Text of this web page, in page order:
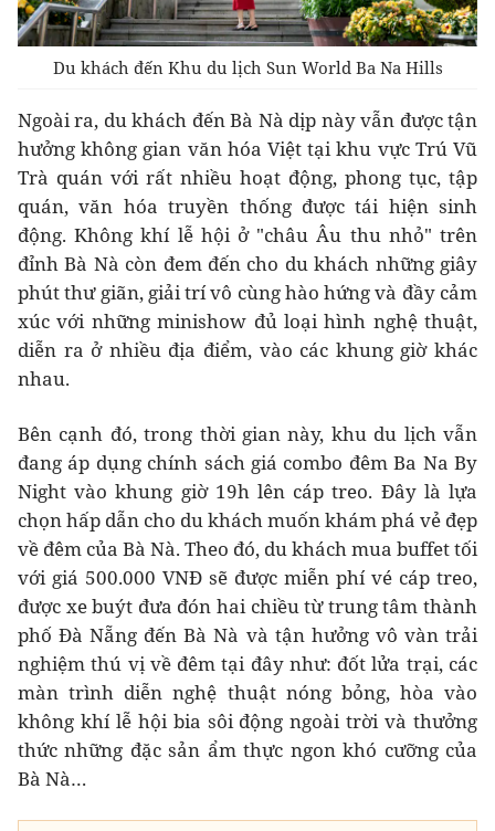
Du khách đến Khu du lịch Sun World Ba Na Hills
Ngoài ra, du khách đến Bà Nà dịp này vẫn được tận
hưởng không gian văn hóa Việt tại khu vực Trú Vũ
Trà quán với rất nhiều hoạt động, phong tục, tập
quán, văn hóa truyền thống được tái hiện sinh
động. Không khí lễ hội ở "châu Âu thu nhỏ" trên
đỉnh Bà Nà còn đem đến cho du khách những giây
phút thư giãn, giải trí vô cùng hào hứng và đầy cảm
xúc với những minishow đủ loại hình nghệ thuật,
diễn ra ở nhiều địa điểm, vào các khung giờ khác
nhau.
Bên cạnh đó, trong thời gian này, khu du lịch vẫn
đang áp dụng chính sách giá combo đêm Ba Na By
Night vào khung giờ 19h lên cáp treo. Đây là lựa
chọn hấp dẫn cho du khách muốn khám phá vẻ đẹp
về đêm của Bà Nà. Theo đó, du khách mua buffet tối
với giá 500.000 VNĐ sẽ được miễn phí vé cáp treo,
được xe buýt đưa đón hai chiều từ trung tâm thành
phố Đà Nẵng đến Bà Nà và tận hưởng vô vàn trải
nghiệm thú vị về đêm tại đây như: đốt lửa trại, các
màn trình diễn nghệ thuật nóng bỏng, hòa vào
không khí lễ hội bia sôi động ngoài trời và thưởng
thức những đặc sản ẩm thực ngon khó cưỡng của
Bà Nà…